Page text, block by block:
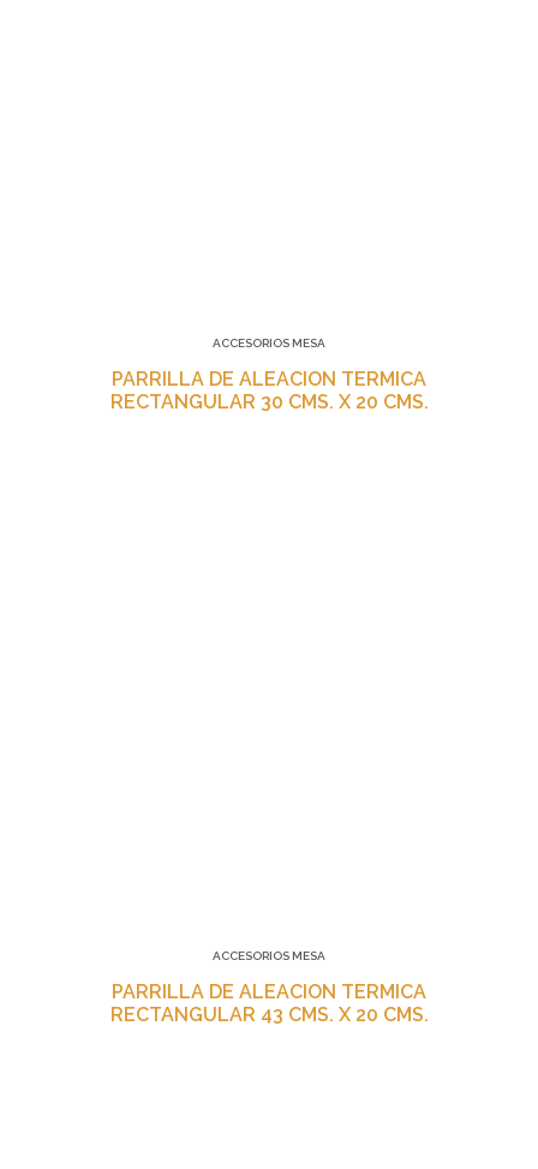
ACCESORIOS MESA
PARRILLA DE ALEACION TERMICA
RECTANGULAR 30 CMS. X 20 CMS.
ACCESORIOS MESA
PARRILLA DE ALEACION TERMICA
RECTANGULAR 43 CMS. X 20 CMS.